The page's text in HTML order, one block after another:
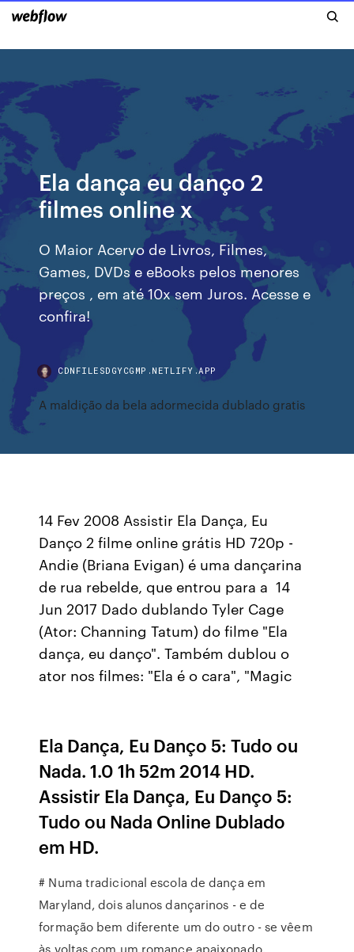
Ela dança eu danço 2
filmes online x
O Maior Acervo de Livros, Filmes,
Games, DVDs e eBooks pelos menores
preços , em até 10x sem Juros. Acesse e
confira!
CDNFILESDGYCGMP.NETLIFY.APP
A maldição da bela adormecida dublado gratis
14 Fev 2008 Assistir Ela Dança, Eu
Danço 2 filme online grátis HD 720p -
Andie (Briana Evigan) é uma dançarina
de rua rebelde, que entrou para a 14
Jun 2017 Dado dublando Tyler Cage
(Ator: Channing Tatum) do filme "Ela
dança, eu danço". Também dublou o
ator nos filmes: "Ela é o cara", "Magic
Ela Dança, Eu Danço 5: Tudo ou
Nada. 1.0 1h 52m 2014 HD.
Assistir Ela Dança, Eu Danço 5:
Tudo ou Nada Online Dublado
em HD.
# Numa tradicional escola de dança em
Maryland, dois alunos dançarinos - e de
formação bem diferente um do outro - se vêem
às voltas com um romance apaixonado.